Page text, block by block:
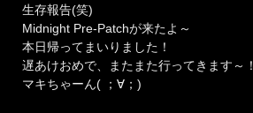
生存報告(笑)
Midnight Pre-Patchが来たよ～
本日帰ってまいりました！
遅あけおめで、またまた行ってきます～！
マキちゃーん( ；∀；)